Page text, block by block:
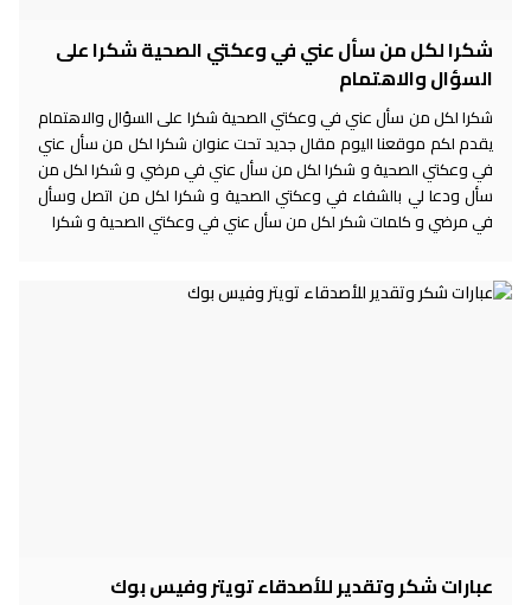
شكرا لكل من سأل عني في وعكتي الصحية شكرا على
السؤال والاهتمام
شكرا لكل من سأل عني في وعكتي الصحية شكرا على السؤال والاهتمام
يقدم لكم موقعنا اليوم مقال جديد تحت عنوان شكرا لكل من سأل عني
في وعكتي الصحية و شكرا لكل من سأل عني في مرضي و شكرا لكل من
سأل ودعا لي بالشفاء في وعكتي الصحية و شكرا لكل من اتصل وسأل
في مرضي و كلمات شكر لكل من سأل عني في وعكتي الصحية و شكرا
عبارات شكر وتقدير للأصدقاء تويتر وفيس بوك